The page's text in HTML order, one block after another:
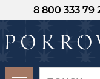
8 800 333 79
-30%
момента оплаты